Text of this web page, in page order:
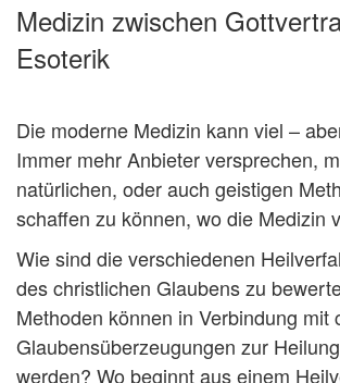
Medizin zwischen
Esoterik
Die moderne Medizin kann viel –
Immer mehr Anbieter versprechen,
natürlichen, oder auch geistigen
schaffen zu können, wo die Medizin
Wie sind die verschiedenen
des christlichen Glaubens zu
Methoden können in Verbindung mit
Glaubensüberzeugungen zur
werden? Wo beginnt aus einem